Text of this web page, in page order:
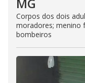
MG
Corpos dos dois
moradores; menino
bombeiros